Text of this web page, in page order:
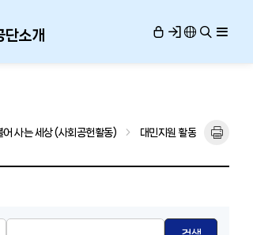
단소개
어 사는 세상 (사회공헌활동) 대민지원 활동